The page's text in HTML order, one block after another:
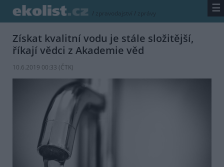
/ zpravodajství / zprávy ☰
Získat kvalitní vodu je stále složitější,
říkají vědci z Akademie věd
10.6.2019 00:33 (ČTK)